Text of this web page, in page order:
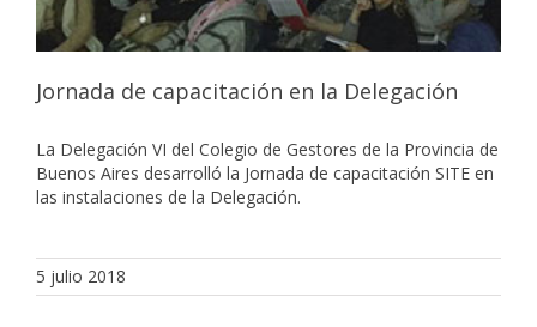
Jornada de capacitación en la Delegación
La Delegación VI del Colegio de Gestores de la Provincia de
Buenos Aires desarrolló la Jornada de capacitación SITE en
las instalaciones de la Delegación.
5 julio 2018